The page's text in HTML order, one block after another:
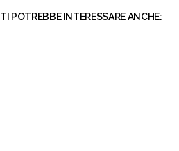
TI POTREBBE INTERESSARE ANCHE: